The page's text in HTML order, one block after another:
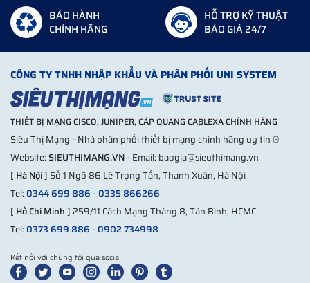
BẢO HÀNH
CHÍNH HÃNG
HỖ TRỢ KỸ THUẬT
BÁO GIÁ 24/7
CÔNG TY TNHH NHẬP KHẨU VÀ PHÂN PHỐI UNI SYSTEM
THIẾT BỊ MẠNG CISCO, JUNIPER, CÁP QUANG CABLEXA CHÍNH HÃNG
Siêu Thị Mạng - Nhà phân phối thiết bị mạng chính hãng uy tín ®
Website:SIEUTHIMANG.VN- Email: baogia@sieuthimang.vn
[ Hà Nội ] Số 1 Ngõ 86 Lê Trọng Tấn, Thanh Xuân, Hà Nội
Tel:0344 699 886-0335 866266
[ Hồ Chí Minh ] 259/11 Cách Mạng Tháng 8, Tân Bình, HCMC
Tel:0373 699 886-0902 734998
Kết nối với chúng tôi qua social